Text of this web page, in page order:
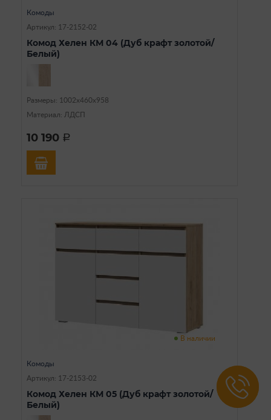
Комоды
Артикул: 17-2152-02
Комод Хелен КМ 04 (Дуб крафт золотой/
Белый)
Размеры: 1002х460х958
Материал: ЛДСП
10 190 a
В наличии
Комоды
Артикул: 17-2153-02
Комод Хелен КМ 05 (Дуб крафт золотой/
Белый)